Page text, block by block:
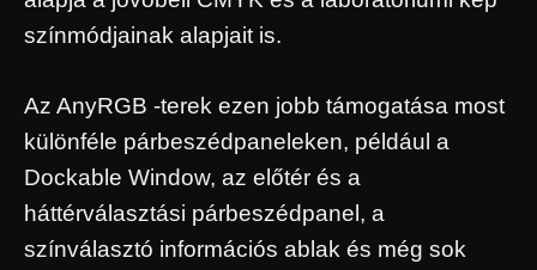
színmódjainak alapjait is.
Az AnyRGB -terek ezen jobb támogatása most
különféle párbeszédpaneleken, például a
Dockable Window, az előtér és a
háttérválasztási párbeszédpanel, a
színválasztó információs ablak és még sok